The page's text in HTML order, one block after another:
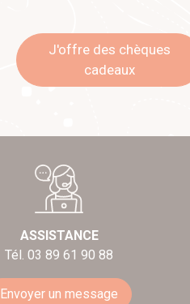
J'offre des chèques
cadeaux
ASSISTANCE
Tél. 03 89 61 90 88
Envoyer un message